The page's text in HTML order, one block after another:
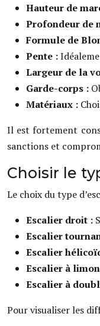
Hauteur de
Profondeur de
Formule de
Pente :
Largeur de la
Garde-corps :
Matériaux :
Il est fortement
sanctions et
Choisir le
Le choix du type
Escalier droit :
Escalier
Escalier
Escalier à
Escalier à
Pour visualiser les